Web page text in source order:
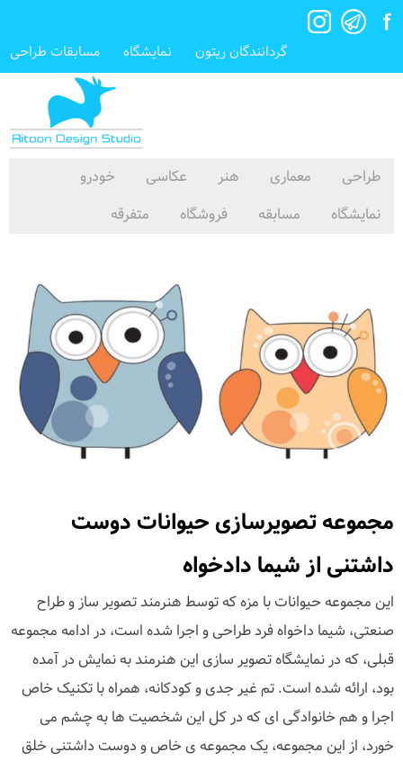
گردانندگان ریتون نمایشگاه مسابقات طراحی
طراحی معماری هنر عکاسی
خودرو
نمایشگاه
مسابقه فروشگاه متفرقه
مجموعه تصویرسازی حیوانات دوست
داشتنی از شیما دادخواه
این مجموعه حیوانات با مزه که توسط هنرمند تصویر ساز و طراح
صنعتی، شیما داخواه فرد طراحی و اجرا شده است، در ادامه مجموعه
قبلی، که در نمایشگاه تصویر سازی این هنرمند به نمایش در آمده
بود، ارائه شده است. تم غیر جدی و کودکانه، همراه با تکنیک خاص
اجرا و هم خانوادگی ای که در کل این شخصیت ها به چشم می
خورد، از این مجموعه، یک مجموعه ی خاص و دوست داشتنی خلق